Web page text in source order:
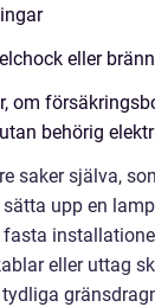
eller
om
behörig
saker själva,
upp en
eller uttag